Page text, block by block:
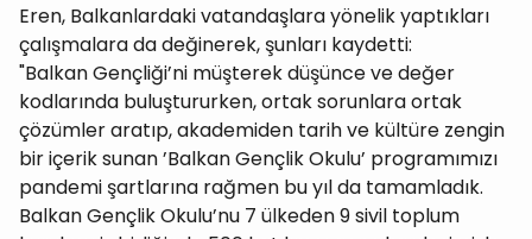
Eren, Balkanlardaki vatandaşlara yönelik yaptıkları
çalışmalara da değinerek, şunları kaydetti:
"Balkan Gençliği’ni müşterek düşünce ve değer
kodlarında buluştururken, ortak sorunlara ortak
çözümler aratıp, akademiden tarih ve kültüre zengin
bir içerik sunan ’Balkan Gençlik Okulu’ programımızı
pandemi şartlarına rağmen bu yıl da tamamladık.
Balkan Gençlik Okulu’nu 7 ülkeden 9 sivil toplum